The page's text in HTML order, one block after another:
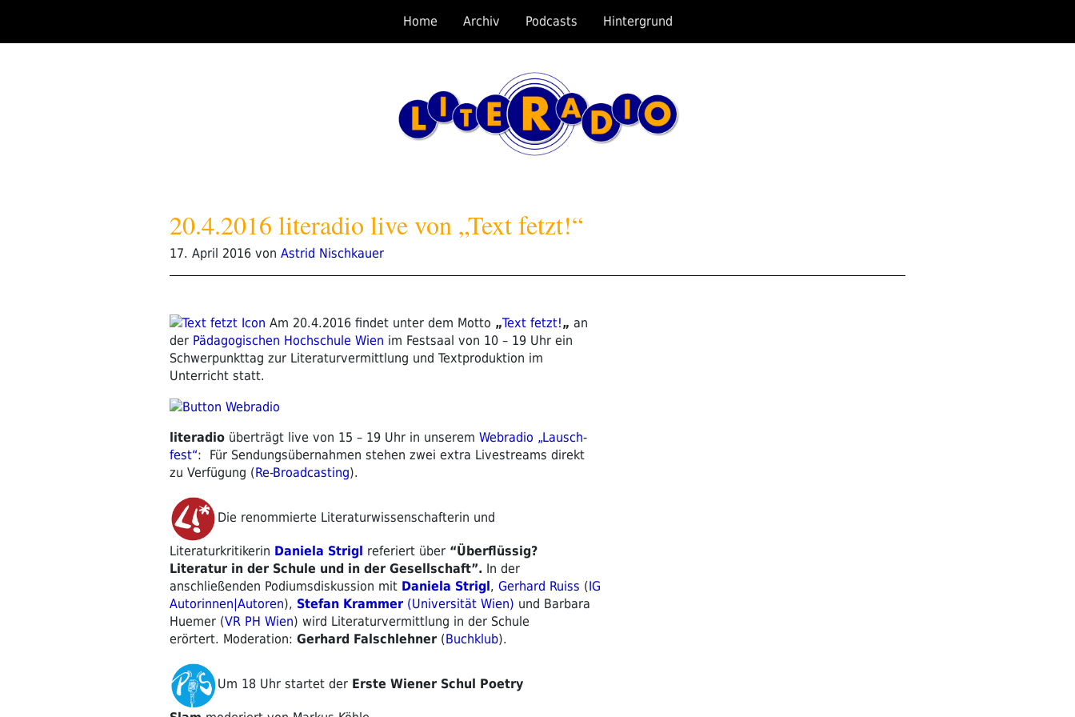
springen
Home Archiv Podcasts Hintergrund
20.4.2016 literadio live von „Text fetzt!“
17. April 2016Veröffentlicht
von Astrid Nischkauer
Am 20.4.2016 findet unter dem Motto „Text fetzt!„ an
der Pädagogischen Hochschule Wien im Festsaal von 10 – 19 Uhr ein
Schwerpunkttag zur Literaturvermittlung und Textproduktion im
Unterricht statt.
literadio überträgt live von 15 – 19 Uhr in unserem Webradio „Lausch-
fest“: Für Sendungsübernahmen stehen zwei extra Livestreams direkt
zu Verfügung (Re-Broadcasting).
Die renommierte Literaturwissenschafterin und
Literaturkritikerin Daniela Strigl referiert über “Überflüssig?
Literatur in der Schule und in der Gesellschaft”. In der
anschließenden Podiumsdiskussion mit Daniela Strigl, Gerhard Ruiss (IG
Autorinnen|Autoren), Stefan Krammer (Universität Wien) und Barbara
Huemer (VR PH Wien) wird Literaturvermittlung in der Schule
erörtert. Moderation: Gerhard Falschlehner (Buchklub).
Um 18 Uhr startet der Erste Wiener Schul Poetry